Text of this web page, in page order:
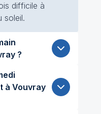
difficile à
soleil.
?